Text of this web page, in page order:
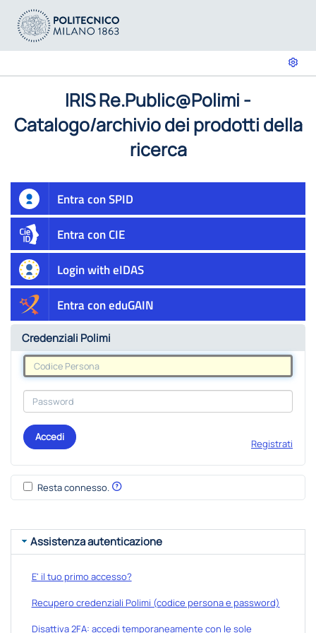
IRIS Re.Public@Polimi -
Catalogo/archivio dei prodotti della
ricerca
Entra con SPID
Entra con CIE
Login with eIDAS
Entra con eduGAIN
Credenziali Polimi
Accedi
Registrati
Resta connesso.
Assistenza autenticazione
E' il tuo primo accesso?
Recupero credenziali Polimi (codice persona e password)
Disattiva 2FA: accedi temporaneamente con le sole